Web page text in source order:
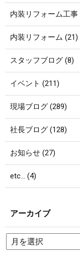
内装リフォーム工事
内装リフォーム (21)
スタッフブログ (8)
イベント (211)
現場ブログ (289)
社長ブログ (128)
お知らせ (27)
etc… (4)
アーカイブ